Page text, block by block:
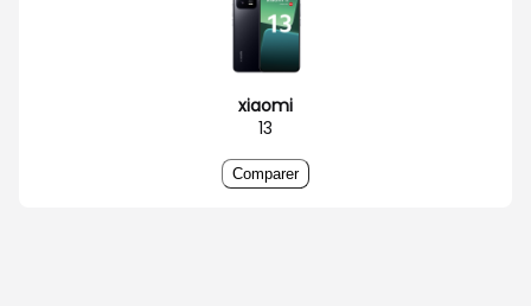
xiaomi
13
Comparer